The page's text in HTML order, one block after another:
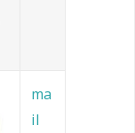
ma
il